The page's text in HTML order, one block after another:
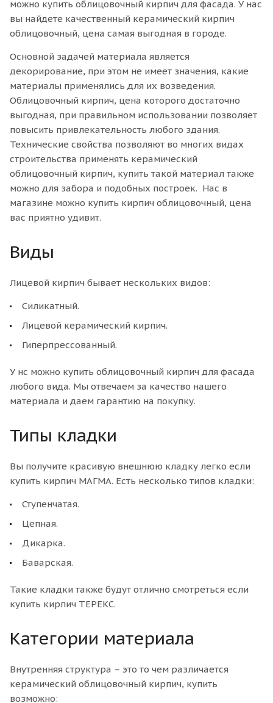
можно купить облицовочный кирпич для фасада. У нас
вы найдете качественный керамический кирпич
облицовочный, цена самая выгодная в городе.
Основной задачей материала является
декорирование, при этом не имеет значения, какие
материалы применялись для их возведения.
Облицовочный кирпич, цена которого достаточно
выгодная, при правильном использовании позволяет
повысить привлекательность любого здания.
Технические свойства позволяют во многих видах
строительства применять керамический
облицовочный кирпич, купить такой материал также
можно для забора и подобных построек. Нас в
магазине можно купить кирпич облицовочный, цена
вас приятно удивит.
Виды
Лицевой кирпич бывает нескольких видов:
Силикатный.
Лицевой керамический кирпич.
Гиперпрессованный.
У нс можно купить облицовочный кирпич для фасада
любого вида. Мы отвечаем за качество нашего
материала и даем гарантию на покупку.
Типы кладки
Вы получите красивую внешнюю кладку легко если
купить кирпич МАГМА. Есть несколько типов кладки:
Ступенчатая.
Цепная.
Дикарка.
Баварская.
Такие кладки также будут отлично смотреться если
купить кирпич ТЕРЕКС.
Категории материала
Внутренняя структура – это то чем различается
керамический облицовочный кирпич, купить
возможно: